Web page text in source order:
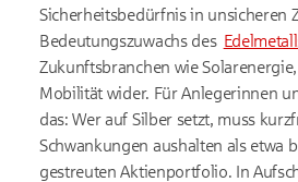
Sicherheitsbedürfnis in unsicheren
Bedeutungszuwachs des
Zukunftsbranchen wie
Mobilität wider. Für Anlegerinnen
das: Wer auf Silber setzt, muss
Schwankungen aushalten als etwa
gestreuten Aktienportfolio. In